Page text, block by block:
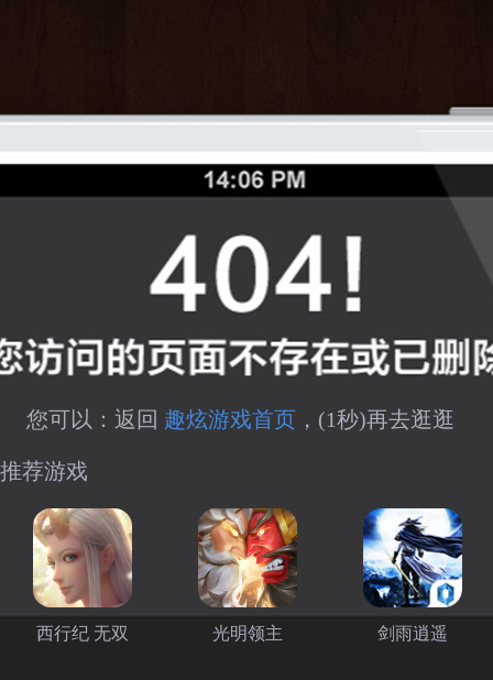
您可以：返回 趣炫游戏首页 ，(1秒)再去逛逛
推荐游戏
西行纪 无双 光明领主 剑雨逍遥